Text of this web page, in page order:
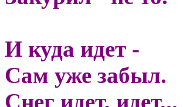
И куда идет -
Сам уже забыл.
Снег идет, идет...